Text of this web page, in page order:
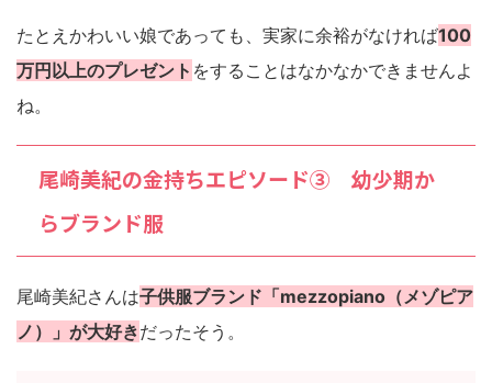
たとえかわいい娘であっても、実家に余裕がなければ100
万円以上のプレゼント をすることはなかなかできませんよ
ね。
尾崎美紀の金持ちエピソード③ 幼少期か
らブランド服
尾崎美紀さんは子供服ブランド「mezzopiano（メゾピア
ノ）」が大好きだったそう。